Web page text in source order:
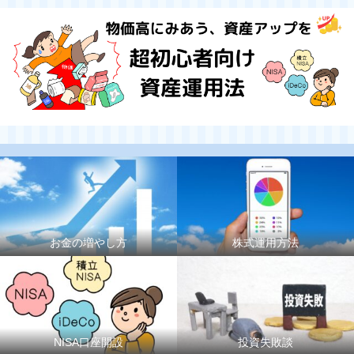
お金の増やし方 株式運用方法
NISA口座開設 投資失敗談